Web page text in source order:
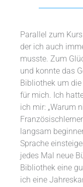
Parallel zum
der ich auch
musste. Zum
und konnte das
Bibliothek um
für mich. Ich
ich mir: „Warum
langsam
Sprache
jedes Mal neue
Bibliothek eine
ich eine